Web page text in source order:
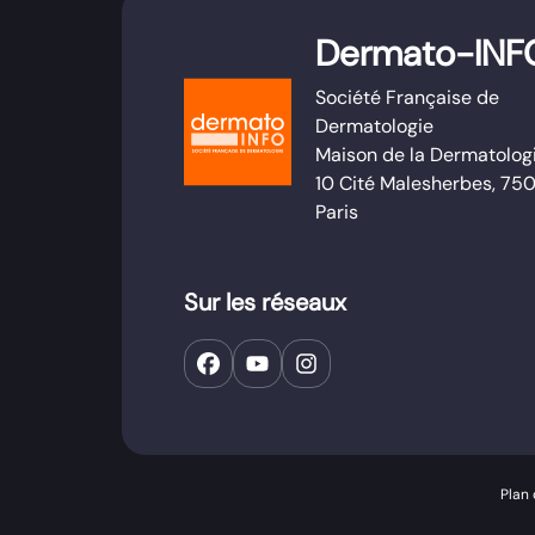
Dermato-
Société Française de
Dermatologie
Maison de la
10 Cité Malesherbes,
Paris
Sur les réseaux
Plan